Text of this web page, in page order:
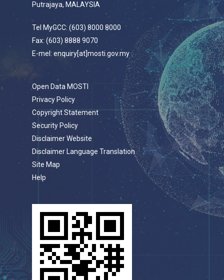
Putrajaya, MALAYSIA
Tel MyGCC: (603) 8000 8000
Fax: (603) 8888 9070
E-mel: enquiry[at]mosti.gov.my
Open Data MOSTI
Privacy Policy
Copyright Statement
Security Policy
Disclaimer Website
Disclaimer Language Translation
Site Map
Help